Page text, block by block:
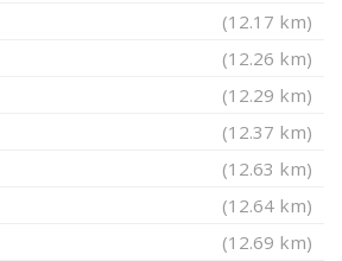
(12.17 km)
(12.26 km)
(12.29 km)
(12.37 km)
(12.63 km)
(12.64 km)
(12.69 km)